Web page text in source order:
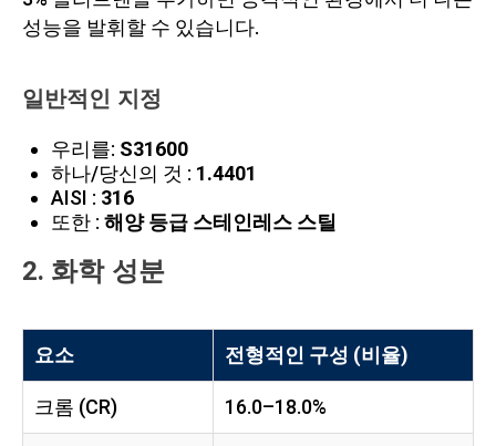
성능을 발휘할 수 있습니다.
일반적인 지정
우리를: S31600
하나/당신의 것 : 1.4401
AISI : 316
또한 : 해양 등급 스테인레스 스틸
2. 화학 성분
요소 전형적인 구성 (비율)
크롬 (CR) 16.0–18.0%